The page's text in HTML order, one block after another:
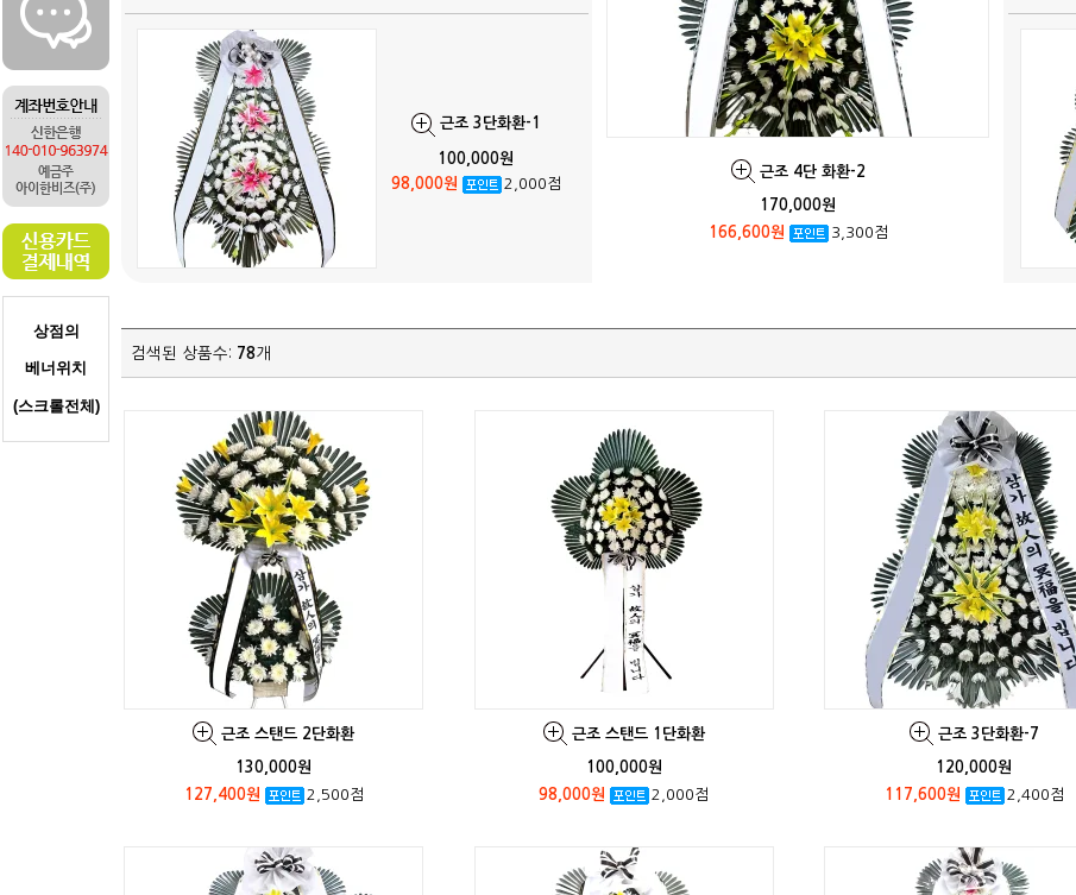
상점의
베너 위치
(스크롤전체)
근조 4단 화환-2
170,000원
166,600원
3,300점
근조 3단화환-1
100,000원
98,000원
2,000점
검색된 상품수: 78개
근조 스탠드 2단화환
130,000원
127,400원
2,500점
근조 스탠드 1단화환
100,000원
98,000원
2,000점
근조 3단화환-7
120,000원
117,600원
2,400점